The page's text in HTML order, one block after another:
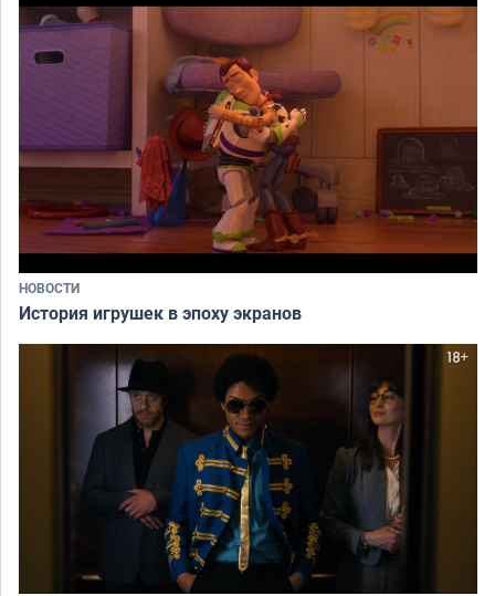
НОВОСТИ
История игрушек в эпоху экранов